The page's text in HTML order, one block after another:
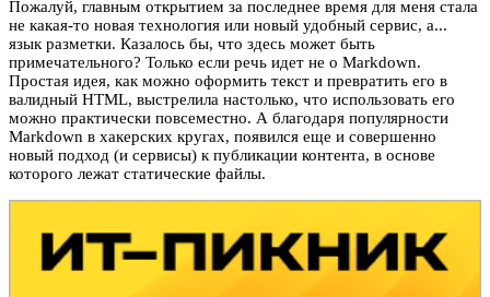
Пожалуй, главным открытием за последнее время для меня стала
не какая-то новая технология или новый удобный сервис, а...
язык разметки. Казалось бы, что здесь может быть
примечательного? Только если речь идет не о Markdown.
Простая идея, как можно оформить текст и превратить его в
валидный HTML, выстрелила настолько, что использовать его
можно практически повсеместно. А благодаря популярности
Markdown в хакерских кругах, появился еще и совершенно
новый подход (и сервисы) к публикации контента, в основе
которого лежат статические файлы.